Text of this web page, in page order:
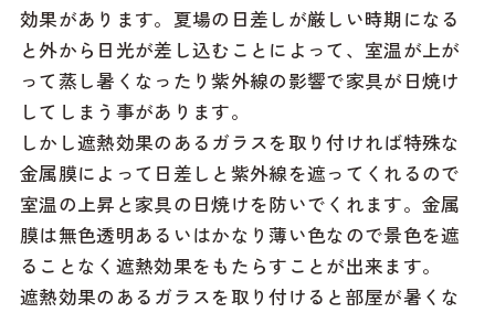
効果があります。夏場の日差しが厳しい時期になる
と外から日光が差し込むことによって、室温が上が
って蒸し暑くなったり紫外線の影響で家具が日焼け
してしまう事があります。
しかし遮熱効果のあるガラスを取り付ければ特殊な
金属膜によって日差しと紫外線を遮ってくれるので
室温の上昇と家具の日焼けを防いでくれます。金属
膜は無色透明あるいはかなり薄い色なので景色を遮
ることなく遮熱効果をもたらすことが出来ます。
遮熱効果のあるガラスを取り付けると部屋が暑くな